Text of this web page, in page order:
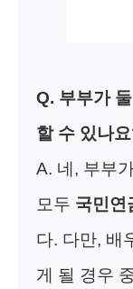
Q. 부부가
할 수 있나
A. 네, 부부
모두 국민연
다. 다만, 배
게 될 경우